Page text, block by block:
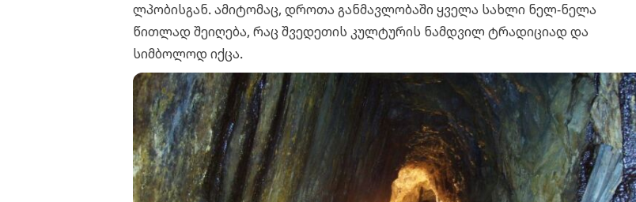
ლპობისგან. ამიტომაც, დროთა განმავლობაში ყველა სახლი ნელ-ნელა
წითლად შეიღება, რაც შვედეთის კულტურის ნამდვილ ტრადიციად და
სიმბოლოდ იქცა.